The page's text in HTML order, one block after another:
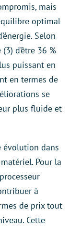
mais
optimal
Selon
d’être 36 %
puissant en
en termes de
se
plus fluide et
évolution dans
Pour la
à
de prix tout
Cette